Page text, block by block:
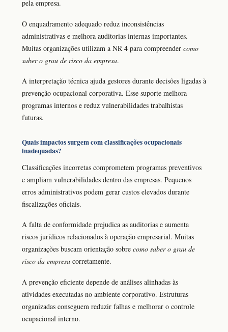
pela empresa.
O enquadramento adequado reduz inconsistências
administrativas e melhora auditorias internas importantes.
Muitas organizações utilizam a NR 4 para compreender como
saber o grau de risco da empresa.
A interpretação técnica ajuda gestores durante decisões ligadas à
prevenção ocupacional corporativa. Esse suporte melhora
programas internos e reduz vulnerabilidades trabalhistas
futuras.
Quais impactos surgem com classificações ocupacionais
inadequadas?
Classificações incorretas comprometem programas preventivos
e ampliam vulnerabilidades dentro das empresas. Pequenos
erros administrativos podem gerar custos elevados durante
fiscalizações oficiais.
A falta de conformidade prejudica as auditorias e aumenta
riscos jurídicos relacionados à operação empresarial. Muitas
organizações buscam orientação sobre como saber o grau de
risco da empresa corretamente.
A prevenção eficiente depende de análises alinhadas às
atividades executadas no ambiente corporativo. Estruturas
organizadas conseguem reduzir falhas e melhorar o controle
ocupacional interno.